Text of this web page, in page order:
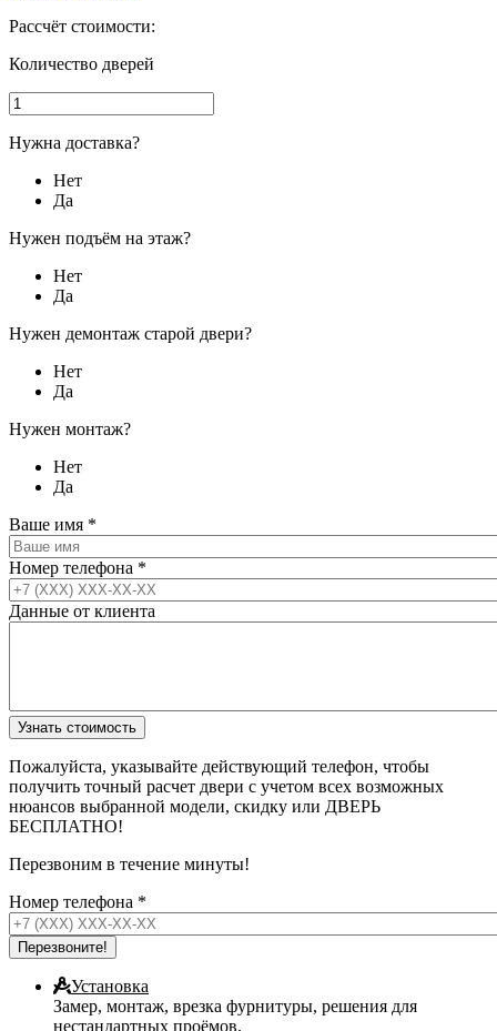
Рассчёт стоимости:
Количество дверей
Нужна доставка?
Нет
Да
Нужен подъём на этаж?
Нет
Да
Нужен демонтаж старой двери?
Нет
Да
Нужен монтаж?
Нет
Да
Ваше имя *
Номер телефона *
Данные от клиента
Пожалуйста, указывайте действующий телефон, чтобы
получить точный расчет двери с учетом всех возможных
нюансов выбранной модели, скидку или ДВЕРЬ
БЕСПЛАТНО!
Перезвоним в течение минуты!
Номер телефона *
Установка
Замер, монтаж, врезка фурнитуры, решения для
нестандартных проёмов.